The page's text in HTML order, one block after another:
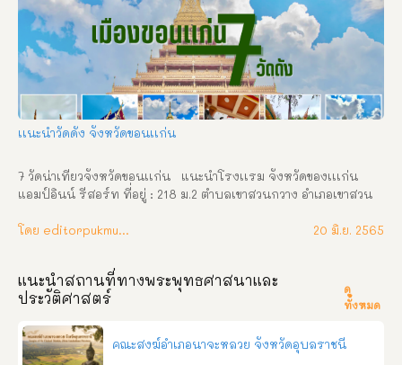
เเนะนำวัดดัง จังหวัดขอนเเก่น
7 วัดน่าเที่ยวจังหวัดขอนเเก่น   แนะนำโรงเเรม จังหวัดของเเเก่น
แอมป์อินน์ รีสอร์ท ที่อยู่ : 218 ม.2 ตำบลเขาสวนกวาง อำเภอเขาสวน
6257981 Facebook: แอมป์อินน์ รีสอร์ท Line ID: ampinresort
วัดพระบาทภูคำพาน     วัดป่าภูพานคำ     วัดเขื่อนอุบลรัฐ     วัด
ศิริชัยมงคล   วัดหนองกุง     วัดเทพปูรณาราม     แนะนำโรงเเรม จัง
หวัดขอนเเก่น   โรงเเรมอาดำรีสอร์ท สนใจติดต่อสอบถาม/ขอจอง
0897100798 Facebook : อาดัม รีสอร์ท   โรงเเรมเวลล์เฮ้า ที่อยู่:
เลขที่ 413 – 417 ตำบลเขาสวนกวาง อำเภอเขาสวนกวาง จังหวัด
โดย editorpukmudmuangthai 20 มิ.ย. 2565
แนะนำสถานที่ทางพระพุทธศาสนาและ
ประวัติศาสตร์
ดู
ทั้งหมด
คณะสงฆ์อำเภอนาจะหลวย จังหวัดอุบลราชนี